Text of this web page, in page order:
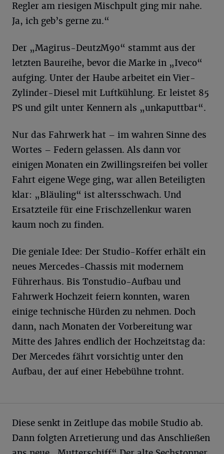
Regler am riesigen Mischpult ging mir nahe.
Ja, ich geb’s gerne zu.“
Der „Magirus-DeutzM90“ stammt aus der
letzten Baureihe, bevor die Marke in „Iveco“
aufging. Unter der Haube arbeitet ein Vier-
Zylinder-Diesel mit Luftkühlung. Er leistet 85
PS und gilt unter Kennern als „unkaputtbar“.
Nur das Fahrwerk hat – im wahren Sinne des
Wortes – Federn gelassen. Als dann vor
einigen Monaten ein Zwillingsreifen bei voller
Fahrt eigene Wege ging, war allen Beteiligten
klar: „Bläuling“ ist altersschwach. Und
Ersatzteile für eine Frischzellenkur waren
kaum noch zu finden.
Die geniale Idee: Der Studio-Koffer erhält ein
neues Mercedes-Chassis mit modernem
Führerhaus. Bis Tonstudio-Aufbau und
Fahrwerk Hochzeit feiern konnten, waren
einige technische Hürden zu nehmen. Doch
dann, nach Monaten der Vorbereitung war
Mitte des Jahres endlich der Hochzeitstag da:
Der Mercedes fährt vorsichtig unter den
Aufbau, der auf einer Hebebühne trohnt.
Diese senkt in Zeitlupe das mobile Studio ab.
Dann folgten Arretierung und das Anschließen